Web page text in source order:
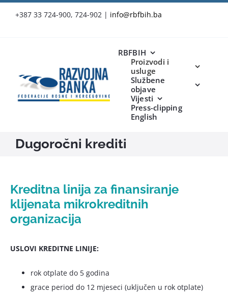
+387 33 724-900, 724-902 | info@rbfbih.ba
RBFBIH
Proizvodi i
usluge
Službene
objave
Vijesti
Press-clipping
English
Dugoročni krediti
Kreditna linija za finansiranje
klijenata mikrokreditnih
organizacija
USLOVI KREDITNE LINIJE:
rok otplate do 5 godina
grace period do 12 mjeseci (uključen u rok otplate)